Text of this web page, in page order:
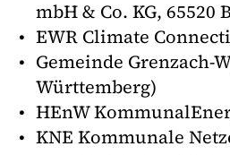
mbH & Co. KG, 65520
EWR Climate
Gemeinde Grenzach-
Württemberg)
HEnW
KNE Kommunale